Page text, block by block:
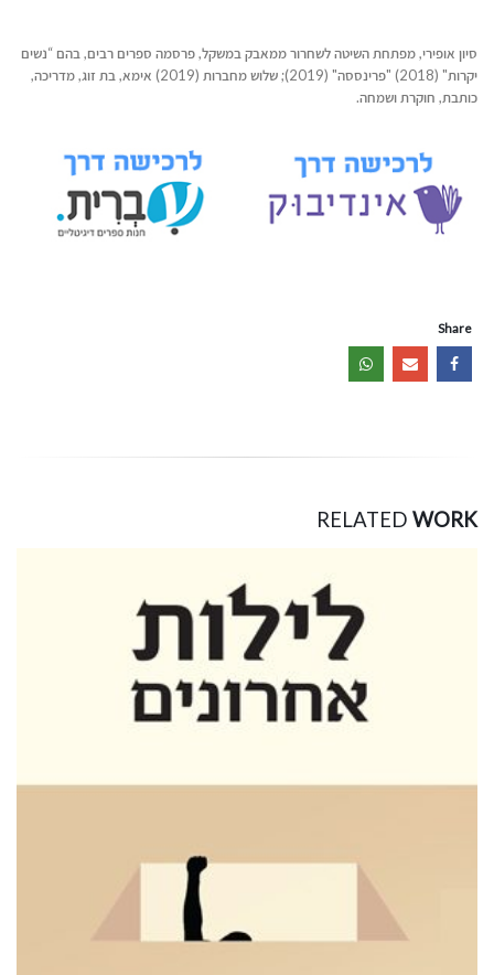
סיון אופירי, מפתחת השיטה לשחרור ממאבק במשקל, פרסמה ספרים רבים, בהם “נשים
יקרות" (2018) "פרינססה" (2019); שלוש מחברות (2019) אימא, בת זוג, מדריכה,
כותבת, חוקרת ושמחה.
Share
RELATED WORK